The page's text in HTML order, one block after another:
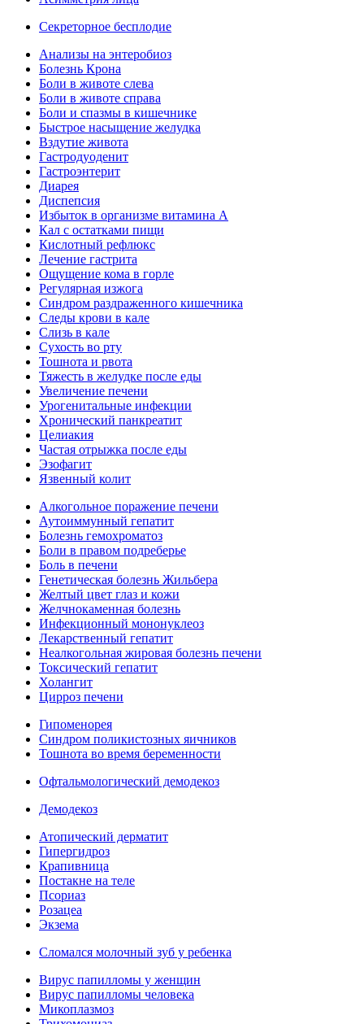
Секреторное бесплодие
Анализы на энтеробиоз
Болезнь Крона
Боли в животе слева
Боли в животе справа
Боли и спазмы в кишечнике
Быстрое насыщение желудка
Вздутие живота
Гастродуоденит
Гастроэнтерит
Диарея
Диспепсия
Избыток в организме витамина А
Кал с остатками пищи
Кислотный рефлюкс
Лечение гастрита
Ощущение кома в горле
Регулярная изжога
Синдром раздраженного кишечника
Следы крови в кале
Слизь в кале
Сухость во рту
Тошнота и рвота
Тяжесть в желудке после еды
Увеличение печени
Урогенитальные инфекции
Хронический панкреатит
Целиакия
Частая отрыжка после еды
Эзофагит
Язвенный колит
Алкогольное поражение печени
Аутоиммунный гепатит
Болезнь гемохроматоз
Боли в правом подреберье
Боль в печени
Генетическая болезнь Жильбера
Желтый цвет глаз и кожи
Желчнокаменная болезнь
Инфекционный мононуклеоз
Лекарственный гепатит
Неалкогольная жировая болезнь печени
Токсический гепатит
Холангит
Цирроз печени
Гипоменорея
Синдром поликистозных яичников
Тошнота во время беременности
Офтальмологический демодекоз
Демодекоз
Атопический дерматит
Гипергидроз
Крапивница
Постакне на теле
Псориаз
Розацеа
Экзема
Сломался молочный зуб у ребенка
Вирус папилломы у женщин
Вирус папилломы человека
Микоплазмоз